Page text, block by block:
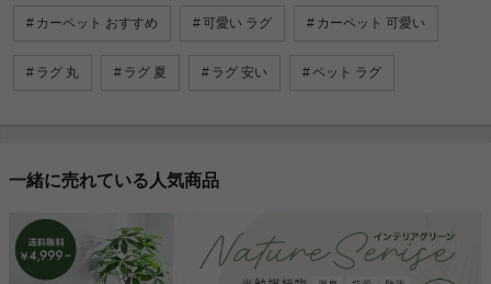
カーペット おすすめ 可愛い ラグ カーペット 可愛い
ラグ 丸 ラグ 夏 ラグ 安い ペット ラグ
一緒に売れている人気商品